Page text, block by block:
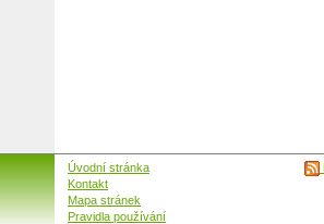
Úvodní stránka
Kontakt
Mapa stránek
Pravidla používání